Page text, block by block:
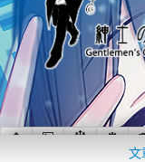
文